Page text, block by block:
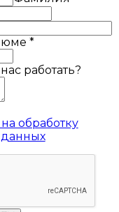
*
работать?
обработку